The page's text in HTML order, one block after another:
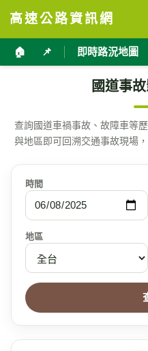
高速公路資訊網
🏠 📌 即時路況地圖
國道事
查詢國道車禍事故、故障車等
與地區即可回溯交通事故現場
時間
地區